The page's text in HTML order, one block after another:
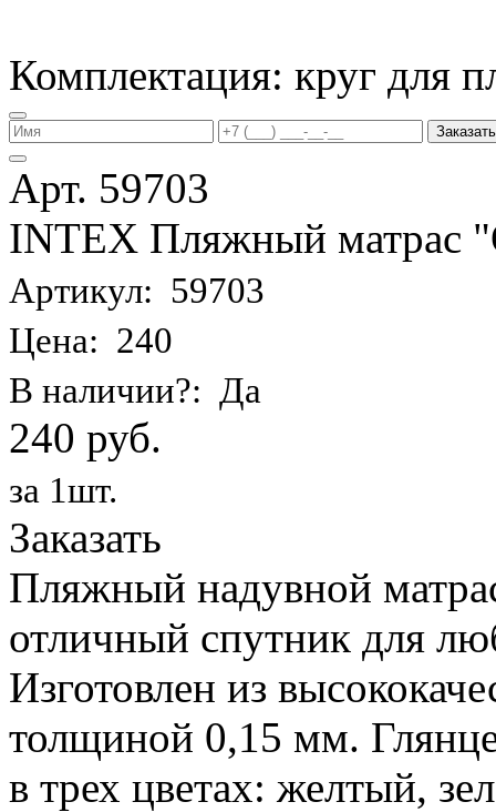
Комплектация: круг для
Заказать
Арт. 59703
INTEX Пляжный
Артикул: 59703
Цена: 240
В наличии?: Да
240 руб.
за 1шт.
Заказать
Пляжный надувной
отличный спутник для
Изготовлен из
толщиной 0,15 мм.
в трех цветах: желтый,